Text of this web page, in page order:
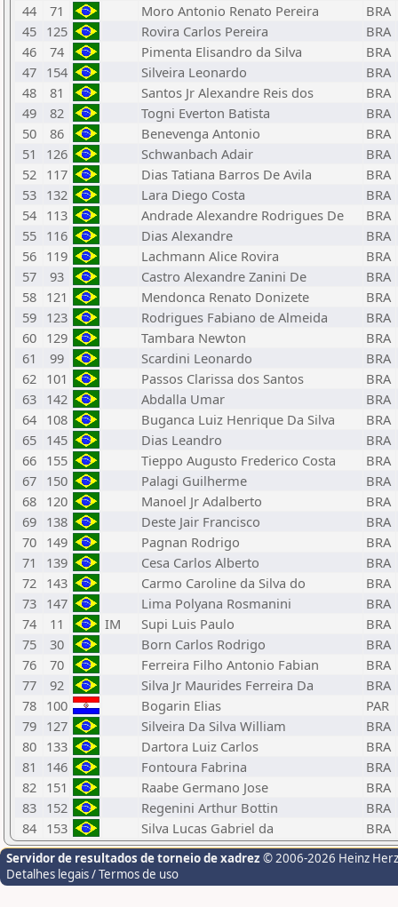
44
71 Moro Antonio Renato Pereira
BRA
45 125 Rovira Carlos Pereira
BRA
46
74 Pimenta Elisandro da Silva
BRA
47 154 Silveira Leonardo
BRA
48
81 Santos Jr Alexandre Reis dos
BRA
49
82 Togni Everton Batista
BRA
50
86 Benevenga Antonio
BRA
51
126 Schwanbach Adair
BRA
52 117 Dias Tatiana Barros De Avila
BRA
53 132 Lara Diego Costa
BRA
54 113 Andrade Alexandre Rodrigues De
BRA
55 116 Dias Alexandre
BRA
56 119 Lachmann Alice Rovira
BRA
57
93 Castro Alexandre Zanini De
BRA
58 121 Mendonca Renato Donizete
BRA
59 123 Rodrigues Fabiano de Almeida
BRA
60 129 Tambara Newton
BRA
61
99 Scardini Leonardo
BRA
62 101 Passos Clarissa dos Santos
BRA
63 142 Abdalla Umar
BRA
64 108 Buganca Luiz Henrique Da Silva
BRA
65 145 Dias Leandro
BRA
66 155 Tieppo Augusto Frederico Costa
BRA
67 150 Palagi Guilherme
BRA
68 120 Manoel Jr Adalberto
BRA
69 138 Deste Jair Francisco
BRA
70 149 Pagnan Rodrigo
BRA
71
139 Cesa Carlos Alberto
BRA
72 143 Carmo Caroline da Silva do
BRA
73 147 Lima Polyana Rosmanini
BRA
74
11 IM Supi Luis Paulo
BRA
75
30 Born Carlos Rodrigo
BRA
76
70 Ferreira Filho Antonio Fabian
BRA
77
92 Silva Jr Maurides Ferreira Da
BRA
78 100 Bogarin Elias
PAR
79 127 Silveira Da Silva William
BRA
80 133 Dartora Luiz Carlos
BRA
81
146 Fontoura Fabrina
BRA
82 151 Raabe Germano Jose
BRA
83 152 Regenini Arthur Bottin
BRA
84 153 Silva Lucas Gabriel da BRA
Servidor de resultados de torneio de xadrez © 2006-2026 Heinz
Detalhes legais / Termos de uso